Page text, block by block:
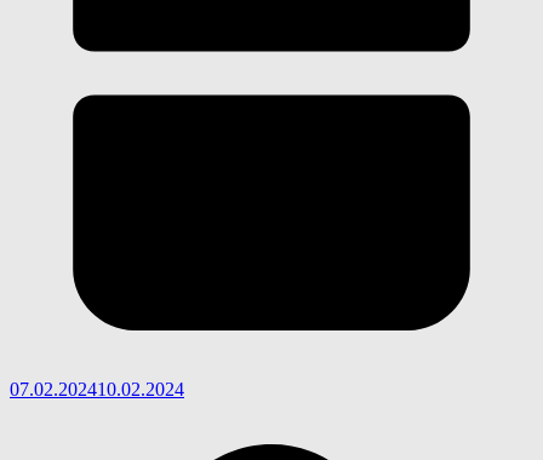
07.02.202410.02.2024